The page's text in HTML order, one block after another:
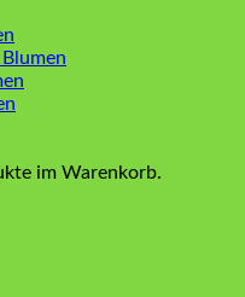
im Warenkorb.